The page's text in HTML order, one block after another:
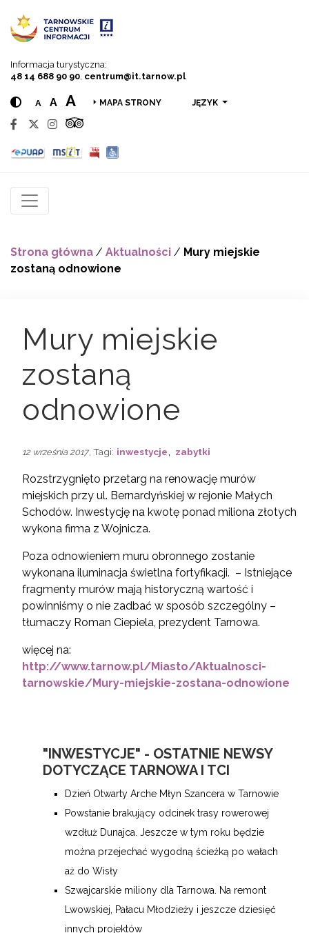
Informacja turystyczna:
48 14 688 90 90 centrum@it.tarnow.pl
A A A MAPA STRONY JĘZYK
Strona główna / Aktualności / Mury miejskie
zostaną odnowione
Mury miejskie
zostaną
odnowione
12 września 2017, Tagi: inwestycje zabytki
Rozstrzygnięto przetarg na renowację murów
miejskich przy ul. Bernardyńskiej w rejonie Małych
Schodów. Inwestycję na kwotę ponad miliona złotych
wykona firma z Wojnicza.
Poza odnowieniem muru obronnego zostanie
wykonana iluminacja świetlna fortyfikacji. – Istniejące
fragmenty murów mają historyczną wartość i
powinniśmy o nie zadbać w sposób szczególny –
tłumaczy Roman Ciepiela, prezydent Tarnowa.
więcej na:
http://www.tarnow.pl/Miasto/Aktualnosci-
tarnowskie/Mury-miejskie-zostana-odnowione
"INWESTYCJE" - OSTATNIE NEWSY
DOTYCZĄCE TARNOWA I TCI
Dzień Otwarty Arche Młyn Szancera w Tarnowie
Powstanie brakujący odcinek trasy rowerowej
wzdłuż Dunajca. Jeszcze w tym roku będzie
można przejechać wygodną ścieżką po wałach
aż do Wisły
Szwajcarskie miliony dla Tarnowa. Na remont
Lwowskiej, Pałacu Młodzieży i jeszcze dziesięć
innych projektów